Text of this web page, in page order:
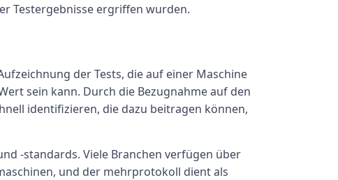
Testergebnisse ergriffen wurden.
der Tests, die auf einer Maschine
sein kann. Durch die Bezugnahme auf den
identifizieren, die dazu beitragen können,
-standards. Viele Branchen verfügen über
und der mehrprotokoll dient als